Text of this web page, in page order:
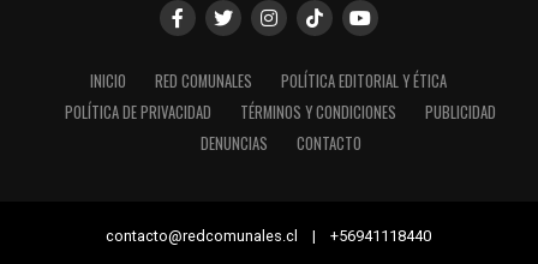
INICIO RED COMUNALES
POLÍTICA EDITORIAL Y ÉTICA
POLÍTICA DE PRIVACIDAD
TÉRMINOS Y CONDICIONES
PUBLICIDAD
DENUNCIAS
CONTACTO
contacto@redcomunales.cl | +56941118440